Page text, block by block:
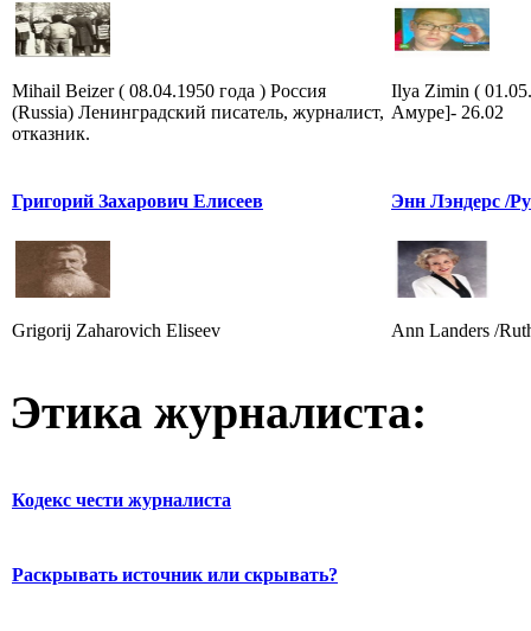
Mihail Beizer ( 08.04.1950 года ) Россия
(Russia) Ленинградский писатель, журналист,
отказник.
Ilya Zimin (
Амуре]- 26.02
Григорий Захарович Елисеев
Grigorij Zaharovich Eliseev
Энн Лэндерс /
Ann Landers /
Этика журналиста:
Кодекс чести журналиста
Раскрывать источник или скрывать?